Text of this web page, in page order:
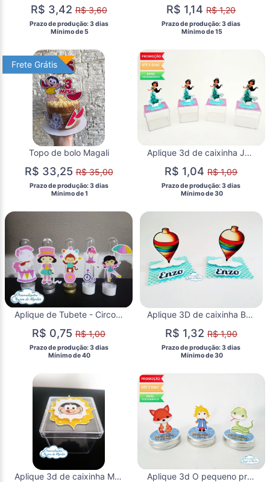
R$ 3,42R$ 3,60
Prazo de produção: 3 dias
  Mínimo de 5
R$ 1,14R$ 1,20
Prazo de produção: 3 dias
  Mínimo de 15
Frete Grátis
Frete Grátis
Topo de bolo Magali
R$ 33,25R$ 35,00
Prazo de produção: 3 dias
  Mínimo de 1
Aplique 3d de caixinha Jasmine/Aladdin
R$ 1,04R$ 1,09
Prazo de produção: 3 dias
  Mínimo de 30
Aplique de Tubete - Circo Menina
R$ 0,75R$ 1,00
Prazo de produção: 3 dias
  Mínimo de 40
Aplique 3D de caixinha Brinquedos
R$ 1,32R$ 1,90
Prazo de produção: 3 dias
  Mínimo de 30
Aplique 3d de caixinha Magali Aplique 3d O pequeno príncipe